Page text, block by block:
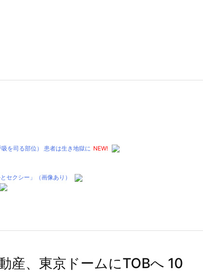
を司る部位） 患者は生き地獄に NEW!
セクシー」（画像あり）
産、東京ドームにTOBへ 10